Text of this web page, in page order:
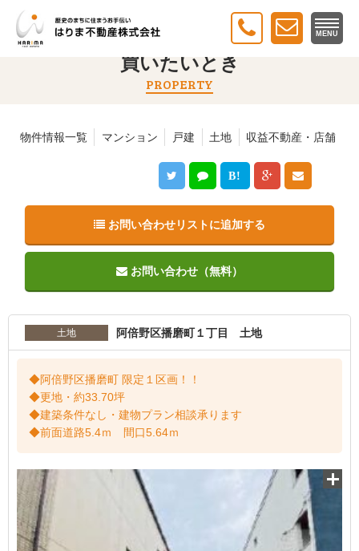
MENU
トップ＞買いたいとき＞ 阿倍野区播磨町１丁目 土地
買いたいとき
PROPERTY
物件情報一覧 マンション 戸建 土地 収益不動産・店舗
B!
お問い合わせリストに追加する
お問い合わせ（無料）
土地 阿倍野区播磨町１丁目 土地
◆阿倍野区播磨町 限定１区画！！
◆更地・約33.70坪
◆建築条件なし・建物プラン相談承ります
◆前面道路5.4ｍ 間口5.64ｍ